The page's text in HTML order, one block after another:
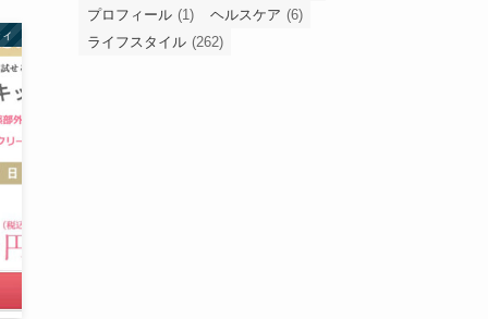
プロフィール (1) ヘルスケア (6)
ライフスタイル (262)